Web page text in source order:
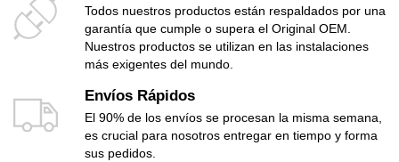
Todos nuestros productos están respaldados por una
garantía que cumple o supera el Original OEM.
Nuestros productos se utilizan en las instalaciones
más exigentes del mundo.
Envíos Rápidos
El 90% de los envíos se procesan la misma semana,
es crucial para nosotros entregar en tiempo y forma
sus pedidos.